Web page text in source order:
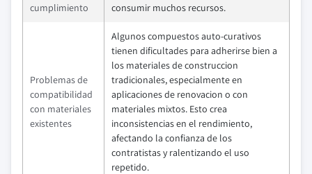
cumplimiento
consumir muchos recursos.
Problemas de
compatibilidad
con materiales
existentes
Algunos compuestos auto-curativos
tienen dificultades para adherirse bien a
los materiales de construccion
tradicionales, especialmente en
aplicaciones de renovacion o con
materiales mixtos. Esto crea
inconsistencias en el rendimiento,
afectando la confianza de los
contratistas y ralentizando el uso
repetido.